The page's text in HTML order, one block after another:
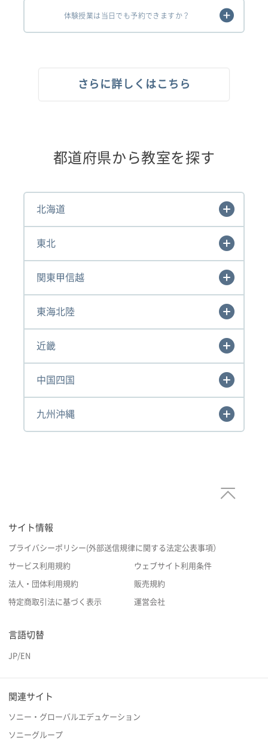
体験授業は当日でも予約できますか？
さらに詳しくはこちら
都道府県から教室を探す
北海道
東北
関東甲信越
東海北陸
近畿
中国四国
九州沖縄
サイト情報
プライバシーポリシー(外部送信規律に関する法定公表事項）
サービス利用規約 ウェブサイト利用条件
法人・団体利用規約 販売規約
特定商取引法に基づく表示 運営会社
言語切替
JP/EN
関連サイト
ソニー・グローバルエデュケーション
ソニーグループ